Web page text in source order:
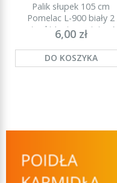
Palik słupek 105 cm
Pomelac L-900 biały 2
stopki (najmocniejszy)
6,00 zł
DO KOSZYKA